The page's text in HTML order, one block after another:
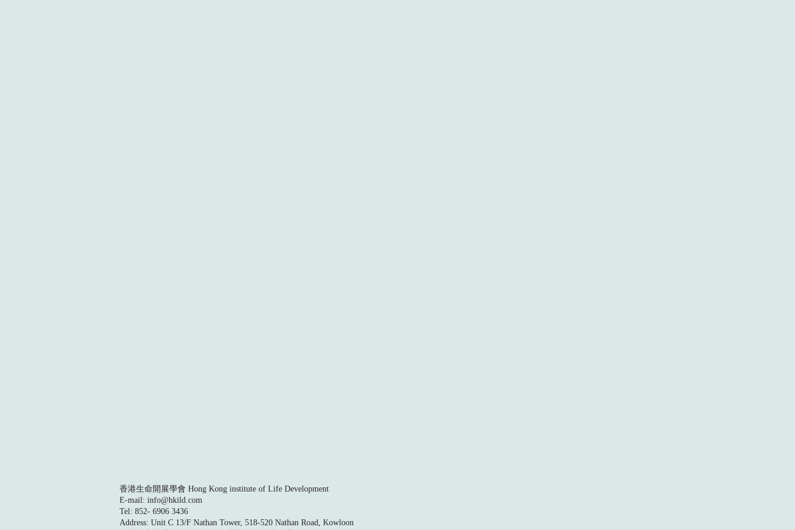
香港生命開展學會 Hong Kong institute of Life Development
E-mail: info@hkild.com
Tel: 852- 6906 3436
Address: Unit C 13/F Nathan Tower, 518-520 Nathan Road, Kowloon